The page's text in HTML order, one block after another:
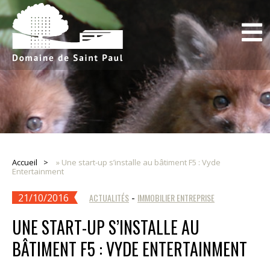
Accueil » Une start-up s’installe au bâtiment F5 : Vyde
Entertainment
21/10/2016 ACTUALITÉS - IMMOBILIER ENTREPRISE
UNE START-UP S’INSTALLE AU
BÂTIMENT F5 : VYDE ENTERTAINMENT